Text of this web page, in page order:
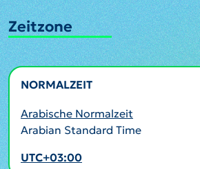
Zeitzone
NORMALZEIT
Arabische Normalzeit
Arabian Standard Time
UTC+03:00